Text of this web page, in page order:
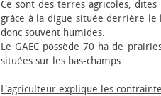
Ce sont des terres agricoles,
grâce à la digue située derrière
donc souvent humides.
Le GAEC possède 70 ha de
situées sur les bas-champs.
L'agriculteur explique les